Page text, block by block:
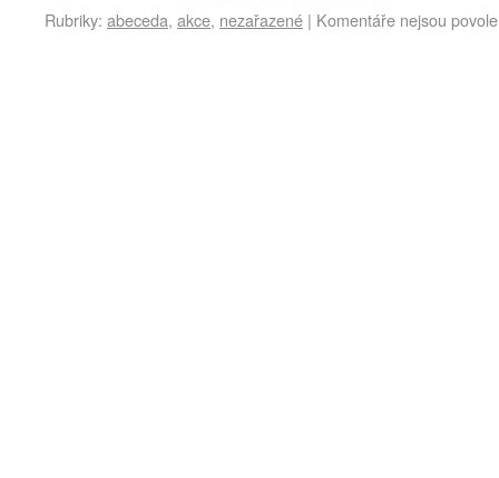
Rubriky: abeceda, akce, nezařazené | Komentáře nejsou